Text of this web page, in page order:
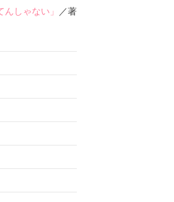
しゃない」 ／著